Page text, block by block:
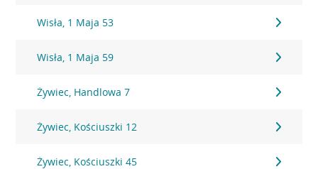
Wisła, 1 Maja 53
Wisła, 1 Maja 59
Żywiec, Handlowa 7
Żywiec, Kościuszki 12
Żywiec, Kościuszki 45